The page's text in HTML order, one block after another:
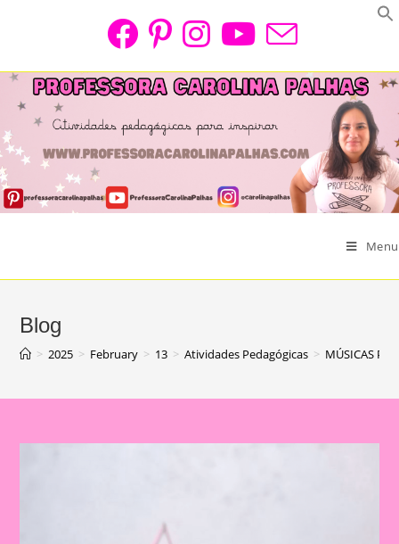
Menu
Blog
> 2025 > February > 13 > Atividades Pedagógicas > MÚSICAS